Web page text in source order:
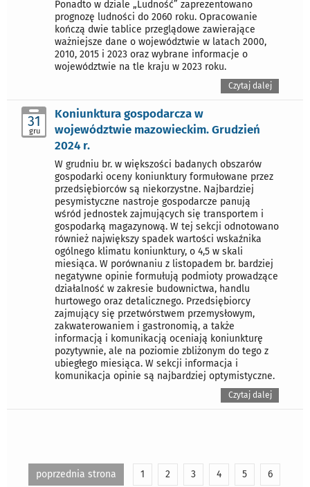
Ponadto w dziale „Ludność” zaprezentowano
prognozę ludności do 2060 roku. Opracowanie
kończą dwie tablice przeglądowe zawierające
ważniejsze dane o województwie w latach 2000,
2010, 2015 i 2023 oraz wybrane informacje o
województwie na tle kraju w 2023 roku.
Czytaj dalej
31
gru
Koniunktura gospodarcza w
województwie mazowieckim. Grudzień
2024 r.
W grudniu br. w większości badanych obszarów
gospodarki oceny koniunktury formułowane przez
przedsiębiorców są niekorzystne. Najbardziej
pesymistyczne nastroje gospodarcze panują
wśród jednostek zajmujących się transportem i
gospodarką magazynową. W tej sekcji odnotowano
również największy spadek wartości wskaźnika
ogólnego klimatu koniunktury, o 4,5 w skali
miesiąca. W porównaniu z listopadem br. bardziej
negatywne opinie formułują podmioty prowadzące
działalność w zakresie budownictwa, handlu
hurtowego oraz detalicznego. Przedsiębiorcy
zajmujący się przetwórstwem przemysłowym,
zakwaterowaniem i gastronomią, a także
informacją i komunikacją oceniają koniunkturę
pozytywnie, ale na poziomie zbliżonym do tego z
ubiegłego miesiąca. W sekcji informacja i
komunikacja opinie są najbardziej optymistyczne.
Czytaj dalej
poprzednia strona 1 2 3 4 5 6